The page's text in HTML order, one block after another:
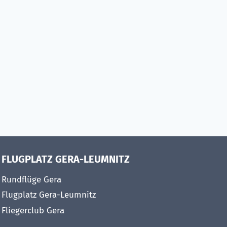
FLUGPLATZ GERA-LEUMNITZ
Rundflüge Gera
Flugplatz Gera-Leumnitz
Fliegerclub Gera